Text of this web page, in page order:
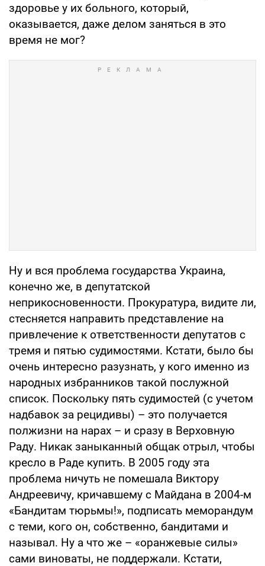
здоровье у их больного, который,
оказывается, даже делом заняться в это
время не мог?
Ну и вся проблема государства Украина,
конечно же, в депутатской
неприкосновенности. Прокуратура, видите ли,
стесняется направить представление на
привлечение к ответственности депутатов с
тремя и пятью судимостями. Кстати, было бы
очень интересно разузнать, у кого именно из
народных избранников такой послужной
список. Поскольку пять судимостей (с учетом
надбавок за рецидивы) – это получается
полжизни на нарах – и сразу в Верховную
Раду. Никак заныканный общак отрыл, чтобы
кресло в Раде купить. В 2005 году эта
проблема ничуть не помешала Виктору
Андреевичу, кричавшему с Майдана в 2004-м
«Бандитам тюрьмы!», подписать меморандум
с теми, кого он, собственно, бандитами и
называл. Ну а что же – «оранжевые силы»
сами виноваты, не поддержали. Кстати,